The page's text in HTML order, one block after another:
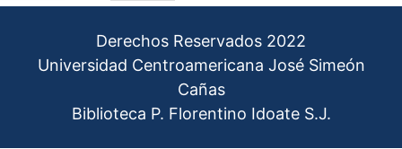
Derechos Reservados 2022
Universidad Centroamericana José Simeón
Cañas
Biblioteca P. Florentino Idoate S.J.